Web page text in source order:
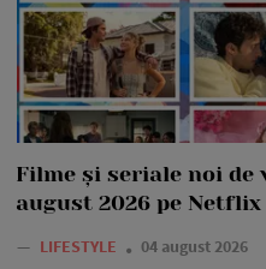
Filme și seriale noi de
august 2026 pe Netflix
— LIFESTYLE 04 august 2026